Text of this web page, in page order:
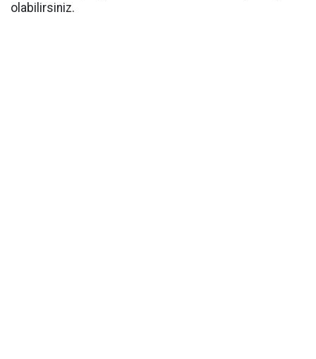
olabilirsiniz.